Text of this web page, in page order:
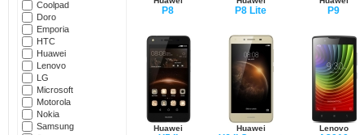
Coolpad
Doro
Emporia
HTC
Huawei
Lenovo
LG
Microsoft
Motorola
Nokia
Samsung
P8 P8 Lite P9
Huawei Huawei Lenovo